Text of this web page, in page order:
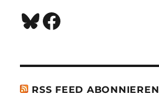
Bluesky
Facebook
RSS FEED ABONNIEREN